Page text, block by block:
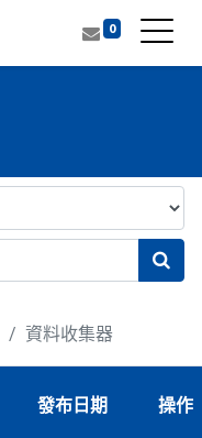
0
資料收集器
發布日期 操作